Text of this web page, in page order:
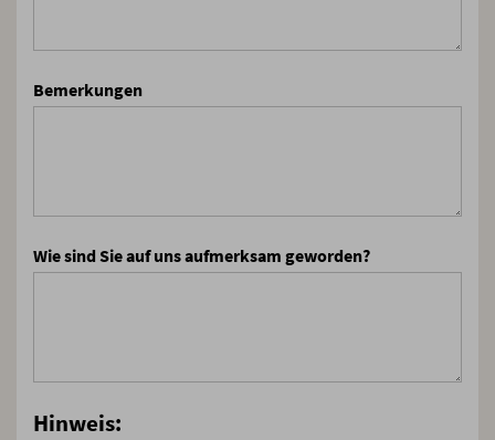
Bemerkungen
Wie sind Sie auf uns aufmerksam geworden?
Hinweis: